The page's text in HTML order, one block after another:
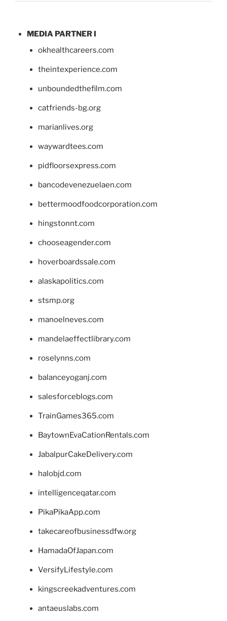
MEDIA PARTNER I
okhealthcareers.com
theintexperience.com
unboundedthefilm.com
catfriends-bg.org
marianlives.org
waywardtees.com
pidfloorsexpress.com
bancodevenezuelaen.com
bettermoodfoodcorporation.com
hingstonnt.com
chooseagender.com
hoverboardssale.com
alaskapolitics.com
stsmp.org
manoelneves.com
mandelaeffectlibrary.com
roselynns.com
balanceyoganj.com
salesforceblogs.com
TrainGames365.com
BaytownEvaCationRentals.com
JabalpurCakeDelivery.com
halobjd.com
intelligenceqatar.com
PikaPikaApp.com
takecareofbusinessdfw.org
HamadaOfJapan.com
VersifyLifestyle.com
kingscreekadventures.com
antaeuslabs.com